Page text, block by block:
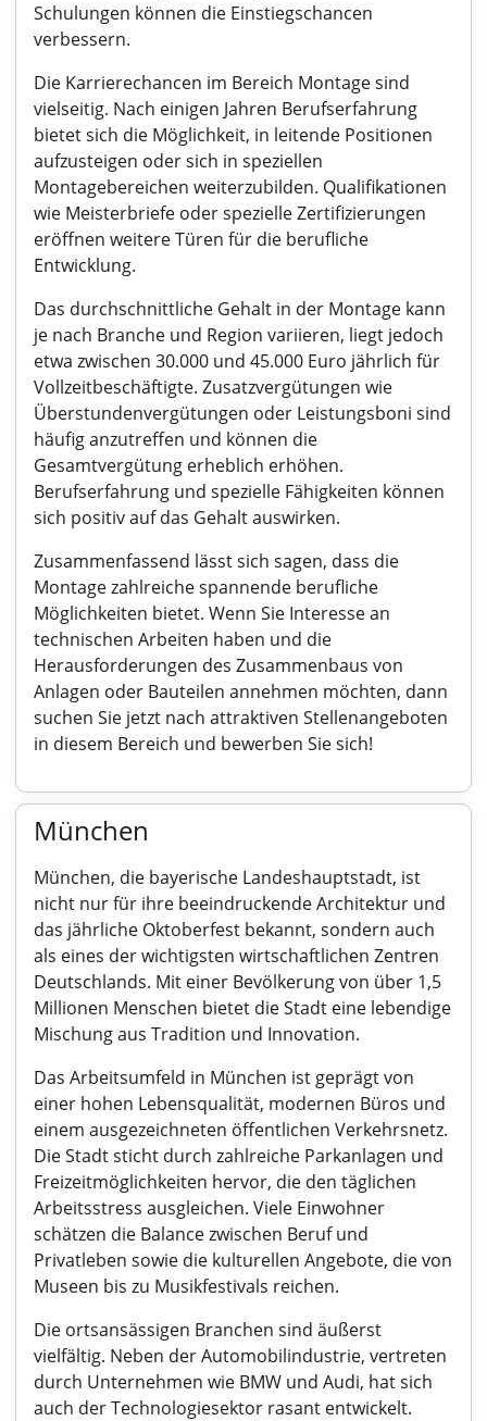
Schulungen können die Einstiegschancen
verbessern.
Die Karrierechancen im Bereich Montage sind
vielseitig. Nach einigen Jahren Berufserfahrung
bietet sich die Möglichkeit, in leitende Positionen
aufzusteigen oder sich in speziellen
Montagebereichen weiterzubilden. Qualifikationen
wie Meisterbriefe oder spezielle Zertifizierungen
eröffnen weitere Türen für die berufliche
Entwicklung.
Das durchschnittliche Gehalt in der Montage kann
je nach Branche und Region variieren, liegt jedoch
etwa zwischen 30.000 und 45.000 Euro jährlich für
Vollzeitbeschäftigte. Zusatzvergütungen wie
Überstundenvergütungen oder Leistungsboni sind
häufig anzutreffen und können die
Gesamtvergütung erheblich erhöhen.
Berufserfahrung und spezielle Fähigkeiten können
sich positiv auf das Gehalt auswirken.
Zusammenfassend lässt sich sagen, dass die
Montage zahlreiche spannende berufliche
Möglichkeiten bietet. Wenn Sie Interesse an
technischen Arbeiten haben und die
Herausforderungen des Zusammenbaus von
Anlagen oder Bauteilen annehmen möchten, dann
suchen Sie jetzt nach attraktiven Stellenangeboten
in diesem Bereich und bewerben Sie sich!
München
München, die bayerische Landeshauptstadt, ist
nicht nur für ihre beeindruckende Architektur und
das jährliche Oktoberfest bekannt, sondern auch
als eines der wichtigsten wirtschaftlichen Zentren
Deutschlands. Mit einer Bevölkerung von über 1,5
Millionen Menschen bietet die Stadt eine lebendige
Mischung aus Tradition und Innovation.
Das Arbeitsumfeld in München ist geprägt von
einer hohen Lebensqualität, modernen Büros und
einem ausgezeichneten öffentlichen Verkehrsnetz.
Die Stadt sticht durch zahlreiche Parkanlagen und
Freizeitmöglichkeiten hervor, die den täglichen
Arbeitsstress ausgleichen. Viele Einwohner
schätzen die Balance zwischen Beruf und
Privatleben sowie die kulturellen Angebote, die von
Museen bis zu Musikfestivals reichen.
Die ortsansässigen Branchen sind äußerst
vielfältig. Neben der Automobilindustrie, vertreten
durch Unternehmen wie BMW und Audi, hat sich
auch der Technologiesektor rasant entwickelt.